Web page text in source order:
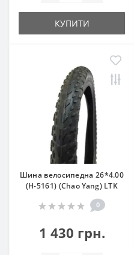
КУПИТИ
Шина велосипедна 26*4.00
(H-5161) (Chao Yang) LTK
0
1 430 грн.